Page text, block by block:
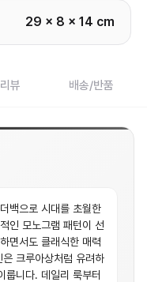
29 x 8 x 14 cm
리뷰 배송/반품
백으로 시대를 초월한
인 모노그램 패턴이 선
면서도 클래식한 매력
크루아상처럼 유려하
룹니다. 데일리 룩부터